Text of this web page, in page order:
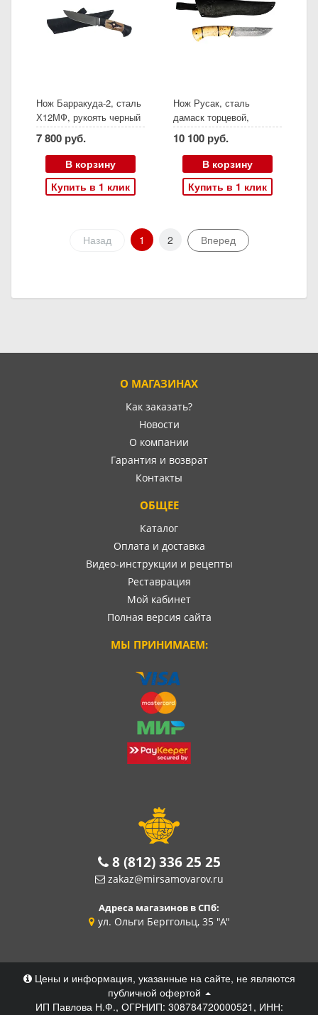
Нож Барракуда-2, сталь
Х12МФ, рукоять черный
граб карельская береза
резная, (Ворсма)
7 800 руб.
В корзину
Купить в 1 клик
Нож Русак, сталь
дамаск торцевой,
рукоять карельская
береза
стабилизированная
янтарная, (Ворсма)
10 100 руб.
В корзину
Купить в 1 клик
Назад 1 2 Вперед
О МАГАЗИНАХ
Как заказать?
Новости
О компании
Гарантия и возврат
Контакты
ОБЩЕЕ
Каталог
Оплата и доставка
Видео-инструкции и рецепты
Реставрация
Мой кабинет
Полная версия сайта
МЫ ПРИНИМАЕМ:
8 (812) 336 25 25
zakaz@mirsamovarov.ru
Адреса магазинов в СПб:
ул. Ольги Берггольц, 35 "А"
Цены и информация, указанные на сайте, не являются
публичной офертой
ИП Павлова Н.Ф., ОГРНИП: 308784720000521, ИНН: